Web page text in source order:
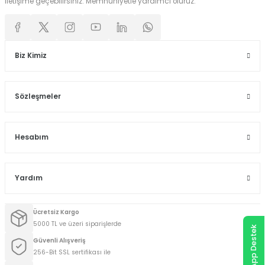
Biz Kimiz
Sözleşmeler
Hesabım
Yardım
Ücretsiz Kargo
5000 TL ve üzeri siparişlerde
Güvenli Alışveriş
256-Bit SSL sertifikası ile